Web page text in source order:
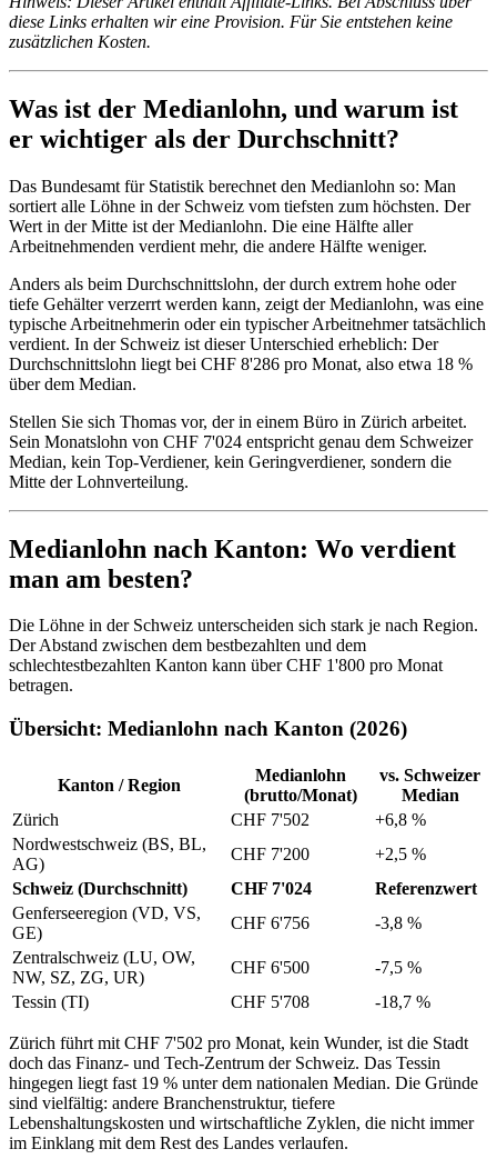
diese Links erhalten wir eine Provision. Für Sie entstehen keine
zusätzlichen Kosten.
Was ist der Medianlohn, und warum ist
er wichtiger als der Durchschnitt?
Das Bundesamt für Statistik berechnet den Medianlohn so: Man
sortiert alle Löhne in der Schweiz vom tiefsten zum höchsten. Der
Wert in der Mitte ist der Medianlohn. Die eine Hälfte aller
Arbeitnehmenden verdient mehr, die andere Hälfte weniger.
Anders als beim Durchschnittslohn, der durch extrem hohe oder
tiefe Gehälter verzerrt werden kann, zeigt der Medianlohn, was eine
typische Arbeitnehmerin oder ein typischer Arbeitnehmer tatsächlich
verdient. In der Schweiz ist dieser Unterschied erheblich: Der
Durchschnittslohn liegt bei CHF 8'286 pro Monat, also etwa 18 %
über dem Median.
Stellen Sie sich Thomas vor, der in einem Büro in Zürich arbeitet.
Sein Monatslohn von CHF 7'024 entspricht genau dem Schweizer
Median, kein Top-Verdiener, kein Geringverdiener, sondern die
Mitte der Lohnverteilung.
Medianlohn nach Kanton: Wo verdient
man am besten?
Die Löhne in der Schweiz unterscheiden sich stark je nach Region.
Der Abstand zwischen dem bestbezahlten und dem
schlechtestbezahlten Kanton kann über CHF 1'800 pro Monat
betragen.
Übersicht: Medianlohn nach Kanton (2026)
Kanton / Region
Medianlohn
(brutto/Monat)
vs. Schweizer
Median
Zürich
CHF 7'502
+6,8 %
Nordwestschweiz (BS, BL,
AG)
CHF 7'200
+2,5 %
Schweiz (Durchschnitt)
CHF 7'024
Referenzwert
Genferseeregion (VD, VS,
GE)
CHF 6'756
-3,8 %
Zentralschweiz (LU, OW,
NW, SZ, ZG, UR)
CHF 6'500
-7,5 %
Tessin (TI)
CHF 5'708 -18,7 %
Zürich führt mit CHF 7'502 pro Monat, kein Wunder, ist die Stadt
doch das Finanz- und Tech-Zentrum der Schweiz. Das Tessin
hingegen liegt fast 19 % unter dem nationalen Median. Die Gründe
sind vielfältig: andere Branchenstruktur, tiefere
Lebenshaltungskosten und wirtschaftliche Zyklen, die nicht immer
im Einklang mit dem Rest des Landes verlaufen.